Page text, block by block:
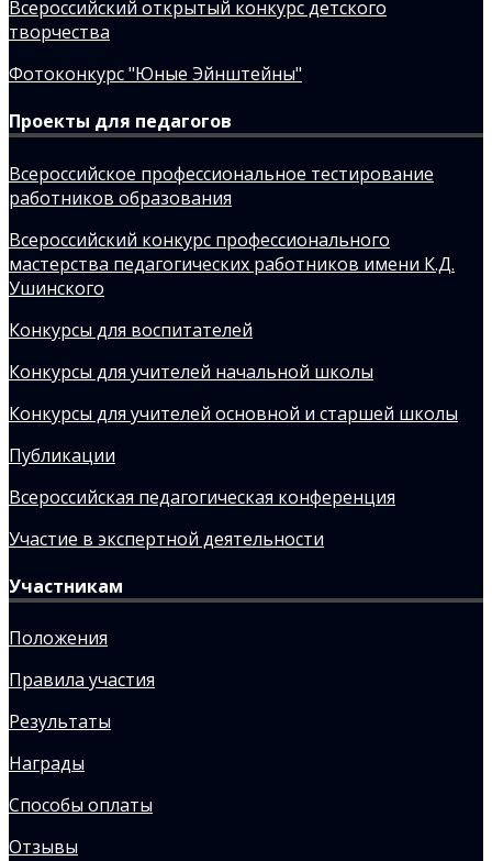
Всероссийский открытый конкурс детского
творчества
Фотоконкурс "Юные Эйнштейны"
Проекты для педагогов
Всероссийское профессиональное тестирование
работников образования
Всероссийский конкурс профессионального
мастерства педагогических работников имени К.Д.
Ушинского
Конкурсы для воспитателей
Конкурсы для учителей начальной школы
Конкурсы для учителей основной и старшей школы
Публикации
Всероссийская педагогическая конференция
Участие в экспертной деятельности
Участникам
Положения
Правила участия
Результаты
Награды
Способы оплаты
Отзывы